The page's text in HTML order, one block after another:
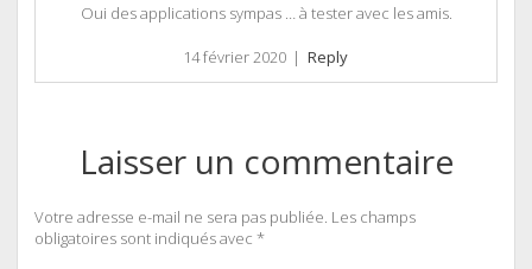
Oui des applications sympas … à tester avec les amis.
14 février 2020 | Reply
Laisser un commentaire
Votre adresse e-mail ne sera pas publiée. Les champs
obligatoires sont indiqués avec *